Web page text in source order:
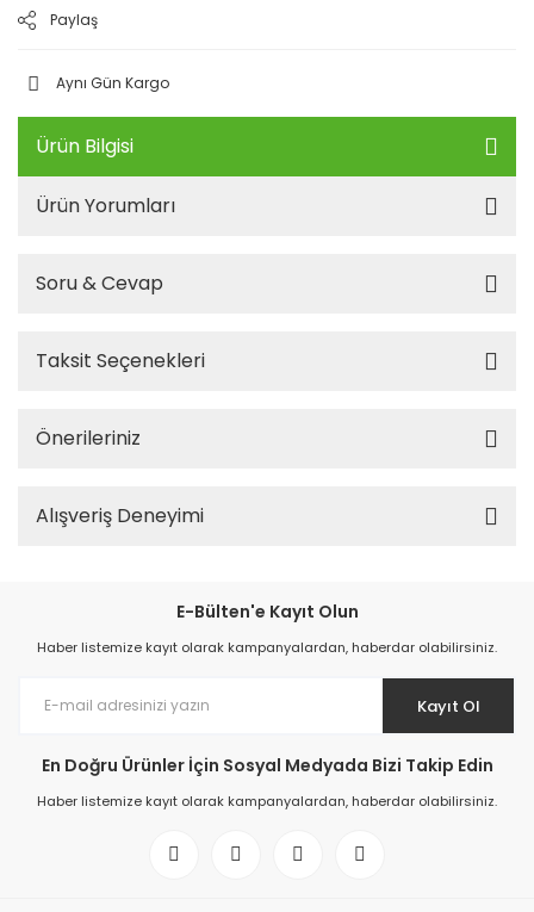
Paylaş
Aynı Gün Kargo
Ürün Bilgisi
Ürün Yorumları
Soru & Cevap
Taksit Seçenekleri
Önerileriniz
Alışveriş Deneyimi
E-Bülten'e Kayıt Olun
Haber listemize kayıt olarak kampanyalardan, haberdar olabilirsiniz.
Kayıt Ol
En Doğru Ürünler İçin Sosyal Medyada Bizi Takip Edin
Haber listemize kayıt olarak kampanyalardan, haberdar olabilirsiniz.